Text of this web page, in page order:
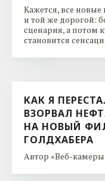
Кажется, все
и той же дорогой:
сценария, а потом
становится
КАК Я
ВЗОРВАЛ
НА НОВЫЙ
ГОЛДХАБЕРА
Автор «Веб-